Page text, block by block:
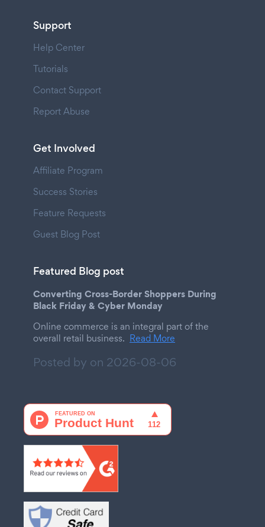
Support
Help Center
Tutorials
Contact Support
Report Abuse
Get Involved
Affiliate Program
Success Stories
Feature Requests
Guest Blog Post
Featured Blog post
Converting Cross-Border Shoppers During
Black Friday & Cyber Monday
Online commerce is an integral part of the
overall retail business. Read More
Posted by on 2026-08-06